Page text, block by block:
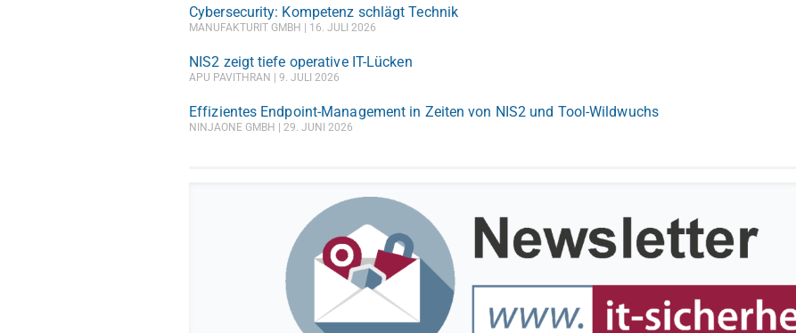
Cybersecurity: Kompetenz schlägt Technik
MANUFAKTURIT GMBH 16. JULI 2026
NIS2 zeigt tiefe operative IT-Lücken
APU PAVITHRAN 9. JULI 2026
Effizientes Endpoint-Management in Zeiten von NIS2 und Tool-Wildwuchs
NINJAONE GMBH 29. JUNI 2026